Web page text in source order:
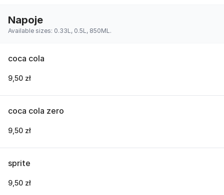
Napoje
Available sizes: 0.33L, 0.5L, 850ML.
coca cola
9,50 zł
coca cola zero
9,50 zł
sprite
9,50 zł